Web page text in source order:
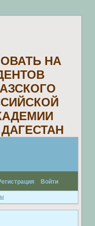
НА
Войти